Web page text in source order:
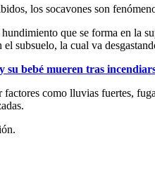
los socavones son
que se forma en la
subsuelo, la cual va
su bebé mueren tras
como lluvias fuertes,